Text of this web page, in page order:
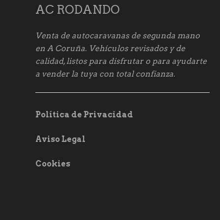
AC RODANDO
Venta de autocaravanas de segunda mano
en A Coruña. Vehículos revisados y de
calidad, listos para disfrutar o para ayudarte
a vender la tuya con total confianza.
Política de Privacidad
Aviso Legal
Cookies